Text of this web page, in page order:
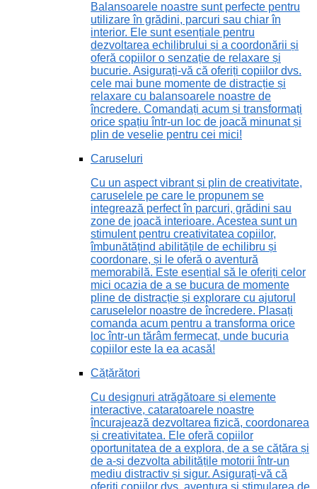
Balansoarele noastre sunt perfecte pentru
utilizare în grădini, parcuri sau chiar în
interior. Ele sunt esențiale pentru
dezvoltarea echilibrului și a coordonării și
oferă copiilor o senzație de relaxare și
bucurie. Asigurați-vă că oferiți copiilor dvs.
cele mai bune momente de distracție și
relaxare cu balansoarele noastre de
încredere. Comandați acum și transformați
orice spațiu într-un loc de joacă minunat și
plin de veselie pentru cei mici!
Caruseluri
Cu un aspect vibrant și plin de creativitate,
caruselele pe care le propunem se
integrează perfect în parcuri, grădini sau
zone de joacă interioare. Acestea sunt un
stimulent pentru creativitatea copiilor,
îmbunătățind abilitățile de echilibru și
coordonare, și le oferă o aventură
memorabilă. Este esențial să le oferiți celor
mici ocazia de a se bucura de momente
pline de distracție și explorare cu ajutorul
caruselelor noastre de încredere. Plasați
comanda acum pentru a transforma orice
loc într-un tărâm fermecat, unde bucuria
copiilor este la ea acasă!
Cățărători
Cu designuri atrăgătoare și elemente
interactive, cataratoarele noastre
încurajează dezvoltarea fizică, coordonarea
și creativitatea. Ele oferă copiilor
oportunitatea de a explora, de a se cățăra și
de a-și dezvolta abilitățile motorii într-un
mediu distractiv și sigur. Asigurați-vă că
oferiți copiilor dvs. aventura și stimularea de